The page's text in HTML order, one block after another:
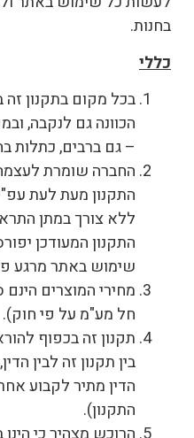
בחנות.
כללי
בכל מקום בתקנון
הכוונה גם לנקבה,
– גם ברבים, כתלות
החברה שומרת
התקנון מעת לעת
ללא צורך במתן
התקנון המעודכן
שימוש באתר מרגע
מחירי המוצרים
חל מע"מ על פי חוק).
תקנון זה בכפוף
בין תקנון זה לבין
הדין מתיר לקבוע
התקנון).